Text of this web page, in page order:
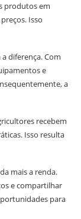
produtos em
Isso
diferença. Com
e
a
recebem
Isso resulta
mais a renda.
e compartilhar
para